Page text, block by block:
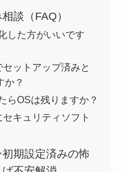
談（FAQ）
した方がいいです
ットアップ済みと
か？
らOSは残りますか？
キュリティソフト
期設定済みの怖